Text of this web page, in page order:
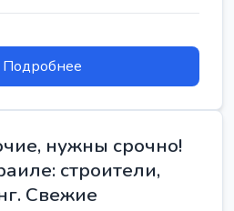
Подробнее
нужны срочно!
строители,
Свежие